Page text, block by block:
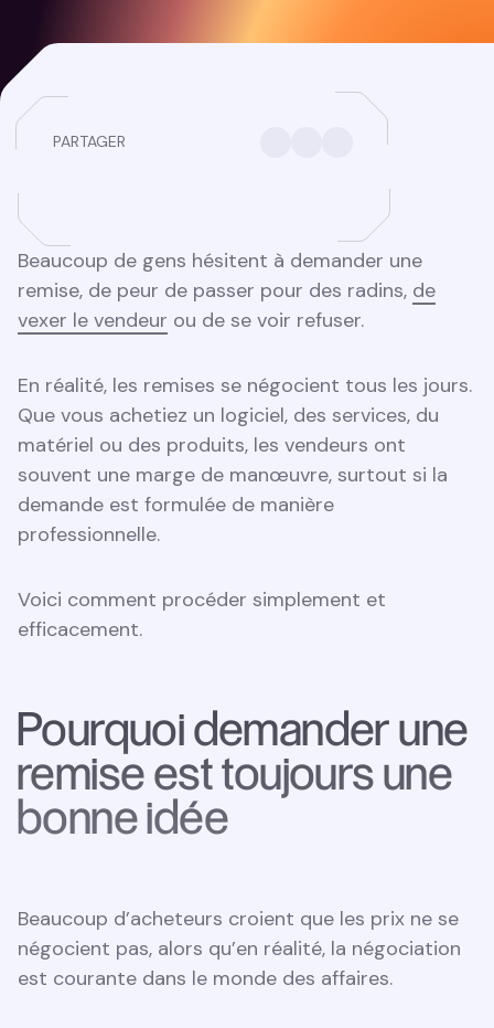
PARTAGER
Beaucoup de gens hésitent à demander une
remise, de peur de passer pour des radins, de
vexer le vendeur ou de se voir refuser.
En réalité, les remises se négocient tous les jours.
Que vous achetiez un logiciel, des services, du
matériel ou des produits, les vendeurs ont
souvent une marge de manœuvre, surtout si la
demande est formulée de manière
professionnelle.
Voici comment procéder simplement et
efficacement.
Pourquoi demander une
remise est toujours une
bonne idée
Beaucoup d’acheteurs croient que les prix ne se
négocient pas, alors qu’en réalité, la négociation
est courante dans le monde des affaires.